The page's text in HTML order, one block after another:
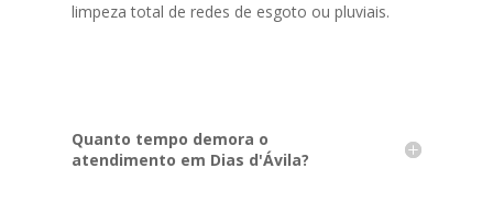
limpeza total de redes de esgoto ou pluviais.
Quanto tempo demora o
atendimento em Dias d'Ávila?